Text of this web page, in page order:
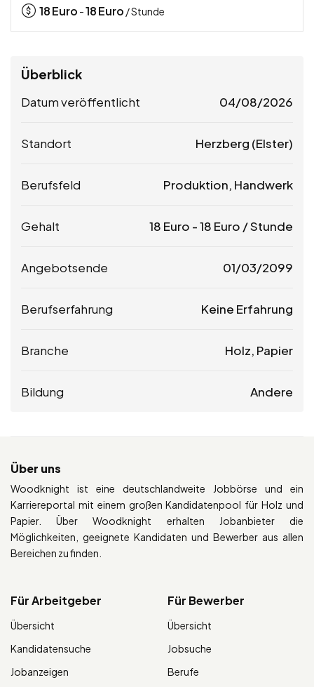
18Euro -18Euro / Stunde
Überblick
Datum veröffentlicht 04/08/2026
Standort Herzberg (Elster)
Berufsfeld Produktion, Handwerk
Gehalt 18 Euro -18 Euro / Stunde
Angebotsende 01/03/2099
Berufserfahrung Keine Erfahrung
Branche Holz, Papier
Bildung Andere
Über uns
Woodknight ist eine deutschlandweite Jobbörse und ein
Karriereportal mit einem großen Kandidatenpool für Holz und
Papier. Über Woodknight erhalten Jobanbieter die
Möglichkeiten, geeignete Kandidaten und Bewerber aus allen
Bereichen zu finden.
Für Arbeitgeber
Übersicht
Kandidatensuche
Jobanzeigen
Für Bewerber
Übersicht
Jobsuche
Berufe